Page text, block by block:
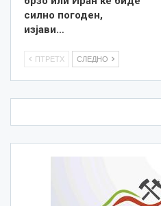
силно погоден,
изјави…
ПТРЕТХ СЛЕДНО